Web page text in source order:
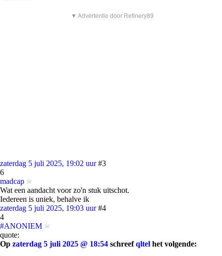
▼ Advertentie door Refinery89
zaterdag 5 juli 2025, 19:02 uur #3
6
madcap
Wat een aandacht voor zo'n stuk uitschot.
Iedereen is uniek, behalve ik
zaterdag 5 juli 2025, 19:03 uur #4
4
#ANONIEM
quote:
Op zaterdag 5 juli 2025 @ 18:54 schreefqltel het volgende: